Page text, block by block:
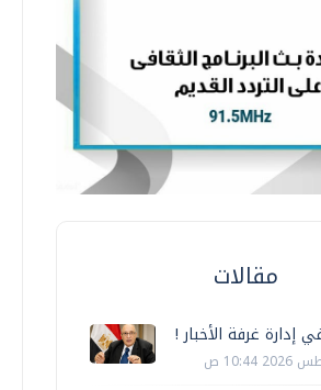
مقالات
إدارة غرفة الأخبار !